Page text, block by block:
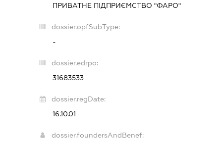
ПРИВАТНЕ ПІДПРИЄМСТВО "ФАРО"
dossier.opfSubType:
-
dossier.edrpo:
31683533
dossier.regDate:
16.10.01
dossier.foundersAndBenef: